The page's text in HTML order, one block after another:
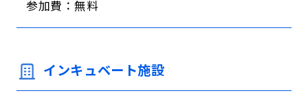
参加費：無料
インキュベート施設